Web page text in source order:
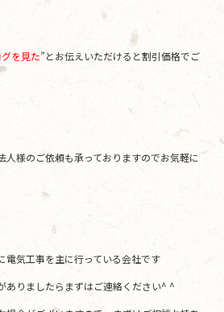
を見た”とお伝えいただけると割引価格でご
人様のご依頼も承っておりますのでお気軽に
電気工事を主に行っている会社です
ありましたらまずはご連絡ください^ ^